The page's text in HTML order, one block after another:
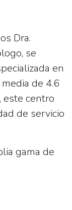
Dra.
, se
en
de 4.6
este centro
de servicio
gama de